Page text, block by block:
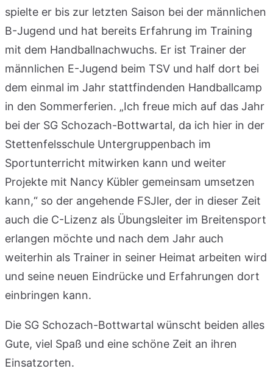
spielte er bis zur letzten Saison bei der männlichen
B-Jugend und hat bereits Erfahrung im Training
mit dem Handballnachwuchs. Er ist Trainer der
männlichen E-Jugend beim TSV und half dort bei
dem einmal im Jahr stattfindenden Handballcamp
in den Sommerferien. „Ich freue mich auf das Jahr
bei der SG Schozach-Bottwartal, da ich hier in der
Stettenfelsschule Untergruppenbach im
Sportunterricht mitwirken kann und weiter
Projekte mit Nancy Kübler gemeinsam umsetzen
kann,“ so der angehende FSJler, der in dieser Zeit
auch die C-Lizenz als Übungsleiter im Breitensport
erlangen möchte und nach dem Jahr auch
weiterhin als Trainer in seiner Heimat arbeiten wird
und seine neuen Eindrücke und Erfahrungen dort
einbringen kann.
Die SG Schozach-Bottwartal wünscht beiden alles
Gute, viel Spaß und eine schöne Zeit an ihren
Einsatzorten.